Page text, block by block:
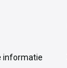
informatie